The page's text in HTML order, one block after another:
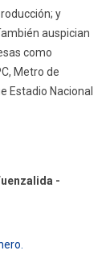
y
auspician
como
Metro de
Estadio Nacional
-